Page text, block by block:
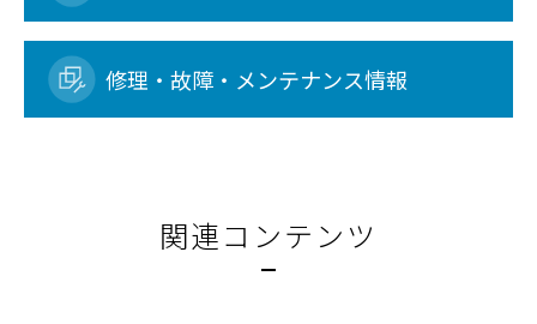
修理・故障・メンテナンス情報
関連コンテンツ